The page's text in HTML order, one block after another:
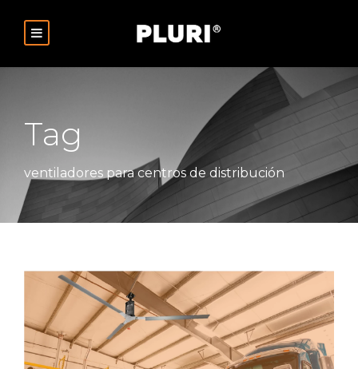
Tag
ventiladores para centros de distribución